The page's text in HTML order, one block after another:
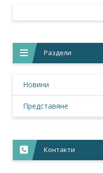
Раздели
Новини
Представяне
Контакти